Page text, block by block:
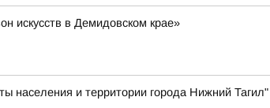
искусств в Демидовском крае»
населения и территории города Нижний